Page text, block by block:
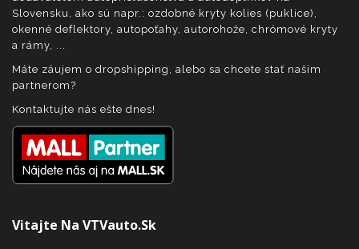
Slovensku, ako sú napr.: ozdobné kryty kolies (puklice),
okenné deflektory, autopoťahy, autorohože, chrómové kryty
a rámy, ...
Máte záujem o dropshipping, alebo sa chcete stať našim
partnerom?
Kontaktujte nás ešte dnes!
Vitajte Na VTVauto.sk